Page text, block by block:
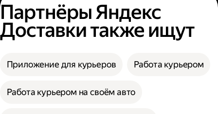
Партнёры Яндекс
Доставки также ищут
Приложение для курьеров Работа курьером
Работа курьером на своём авто